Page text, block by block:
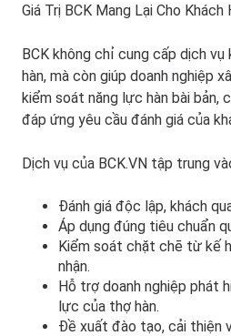
Giá Trị BCK Mang Lại Cho Khách
BCK không chỉ cung cấp dịch
hàn, mà còn giúp doanh nghiệp
kiểm soát năng lực hàn bài bản,
đáp ứng yêu cầu đánh giá của
Dịch vụ của BCK.VN tập trung
Đánh giá độc lập, khách
Áp dụng đúng tiêu chuẩn
Kiểm soát chặt chẽ từ kế
nhận.
Hỗ trợ doanh nghiệp phát
lực của thợ hàn.
Đề xuất đào tạo, cải thiện